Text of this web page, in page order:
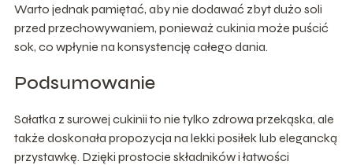
Warto jednak pamiętać, aby nie dodawać zbyt dużo soli
przed przechowywaniem, ponieważ cukinia może puścić
sok, co wpłynie na konsystencję całego dania.
Podsumowanie
Sałatka z surowej cukinii to nie tylko zdrowa przekąska, ale
także doskonała propozycja na lekki posiłek lub elegancką
przystawkę. Dzięki prostocie składników i łatwości